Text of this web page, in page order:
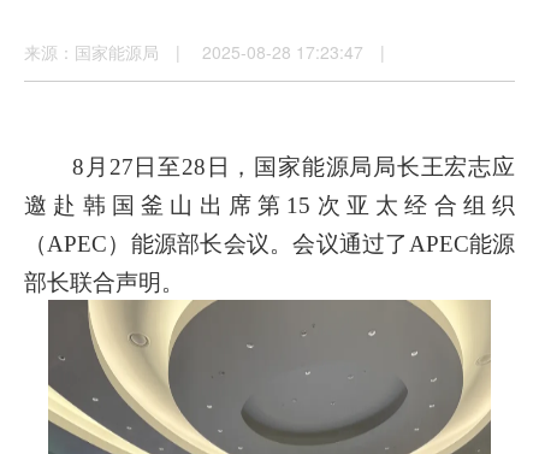
来源：国家能源局 | 2025-08-28 17:23:47 |
8月27日至28日，国家能源局局长王宏志应
邀赴韩国釜山出席第15次亚太经合组织
（APEC）能源部长会议。会议通过了APEC能源
部长联合声明。